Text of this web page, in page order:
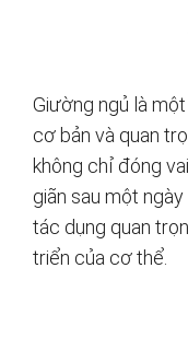
Giường ngủ là
cơ bản và quan
không chỉ đóng
giãn sau một
tác dụng quan
triển của cơ thể.